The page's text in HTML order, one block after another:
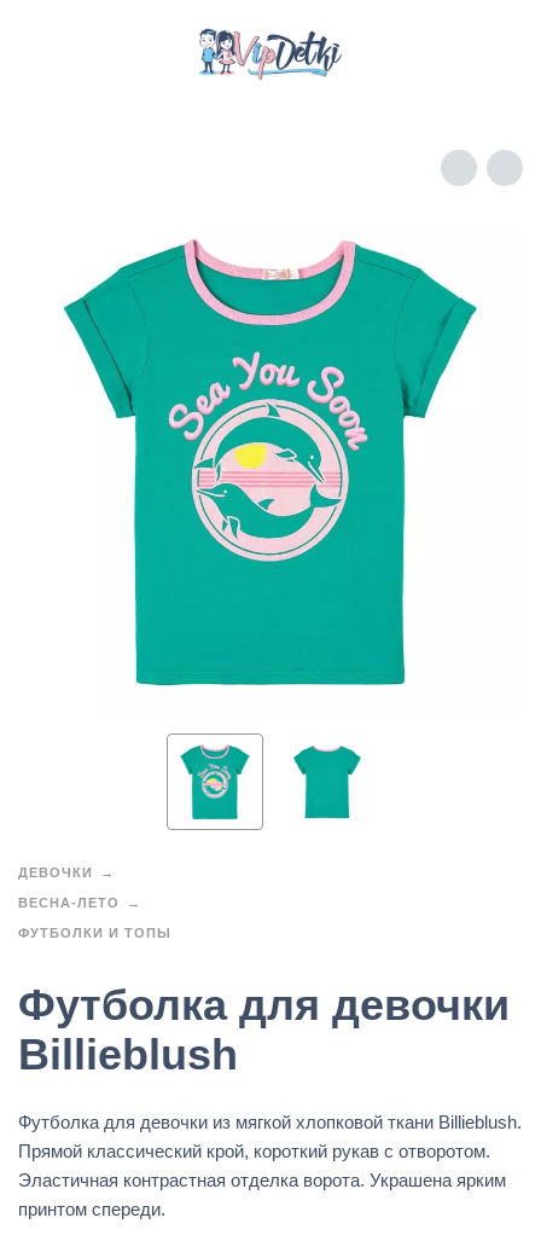
ДЕВОЧКИ
ВЕСНА-ЛЕТО
ФУТБОЛКИ И ТОПЫ
Футболка для девочки
Billieblush
Футболка для девочки из мягкой хлопковой ткани Billieblush.
Прямой классический крой, короткий рукав с отворотом.
Эластичная контрастная отделка ворота. Украшена ярким
принтом спереди.